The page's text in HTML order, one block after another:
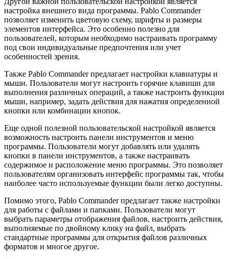
настройка внешнего вида программы. Pablo Commander
позволяет изменить цветовую схему, шрифты и размеры
элементов интерфейса. Это особенно полезно для
пользователей, которым необходимо настраивать программу
под свои индивидуальные предпочтения или учет
особенностей зрения.
Также Pablo Commander предлагает настройки клавиатуры и
мыши. Пользователи могут настроить горячие клавиши для
выполнения различных операций, а также настроить функции
мыши, например, задать действия для нажатия определенной
кнопки или комбинации кнопок.
Еще одной полезной пользовательской настройкой является
возможность настроить панели инструментов и меню
программы. Пользователи могут добавлять или удалять
кнопки в панели инструментов, а также настраивать
содержимое и расположение меню программы. Это позволяет
пользователям организовать интерфейс программы так, чтобы
наиболее часто используемые функции были легко доступны.
Помимо этого, Pablo Commander предлагает также настройки
для работы с файлами и папками. Пользователи могут
выбрать параметры отображения файлов, настроить действия,
выполняемые по двойному клику на файл, выбрать
стандартные программы для открытия файлов различных
форматов и многое другое.